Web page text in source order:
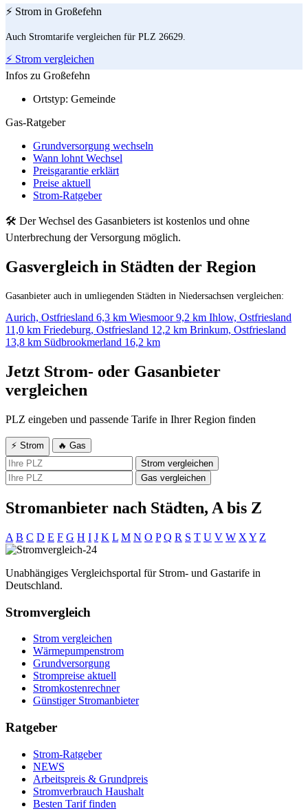
⚡ Strom in Großefehn
Auch Stromtarife vergleichen für PLZ 26629.
⚡ Strom vergleichen
Infos zu Großefehn
Ortstyp: Gemeinde
Gas-Ratgeber
Grundversorgung wechseln
Wann lohnt Wechsel
Preisgarantie erklärt
Preise aktuell
Strom-Ratgeber
🛠 Der Wechsel des Gasanbieters ist kostenlos und ohne
Unterbrechung der Versorgung möglich.
Gasvergleich in Städten der Region
Gasanbieter auch in umliegenden Städten in Niedersachsen vergleichen:
Aurich, Ostfriesland 6,3 km Wiesmoor9,2 km Ihlow, Ostfriesland
11,0 km Friedeburg, Ostfriesland 12,2 km Brinkum, Ostfriesland
13,8 km Südbrookmerland 16,2 km
Jetzt Strom- oder Gasanbieter
vergleichen
PLZ eingeben und passende Tarife in Ihrer Region finden
⚡ Strom
🔥 Gas
Strom vergleichen
Gas vergleichen
Stromanbieter nach Städten, A bis Z
A B C D E F G H I J K L M N O P Q R S T U V W X Y Z
Unabhängiges Vergleichsportal für Strom- und Gastarife in
Deutschland.
Stromvergleich
Strom vergleichen
Wärmepumpenstrom
Grundversorgung
Strompreise aktuell
Stromkostenrechner
Günstiger Stromanbieter
Ratgeber
Strom-Ratgeber
NEWS
Arbeitspreis & Grundpreis
Stromverbrauch Haushalt
Besten Tarif finden